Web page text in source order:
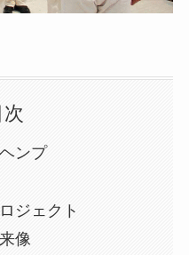
次
ンプ
ジェクト
像